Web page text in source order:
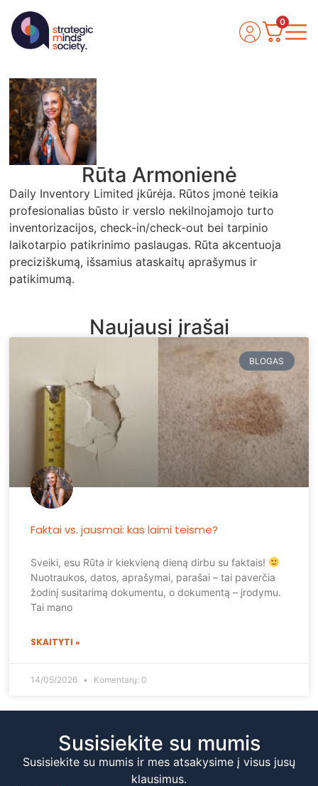
0
Rūta Armonienė
Daily Inventory Limited įkūrėja. Rūtos įmonė teikia
profesionalias būsto ir verslo nekilnojamojo turto
inventorizacijos, check-in/check-out bei tarpinio
laikotarpio patikrinimo paslaugas. Rūta akcentuoja
preciziškumą, išsamius ataskaitų aprašymus ir
patikimumą.
Naujausi įrašai
BLOGAS
Faktai vs. jausmai: kas laimi teisme?
Sveiki, esu Rūta ir kiekvieną dieną dirbu su faktais!
Nuotraukos, datos, aprašymai, parašai – tai paverčia
žodinį susitarimą dokumentu, o dokumentą – įrodymu.
Tai mano
SKAITYTI »
14/05/2026 Komentarų: 0
Susisiekite su mumis
Susisiekite su mumis ir mes atsakysime į visus jusų
klausimus.